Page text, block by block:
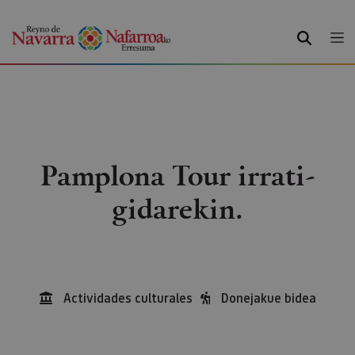
BILATU
Pamplona Tour irrati-
gidarekin.
Actividades culturales Donejakue bidea